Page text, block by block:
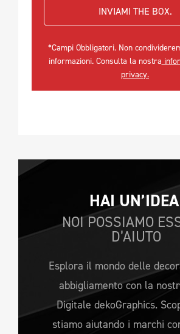
*Campi Obbligatori. Non
informazioni. Consulta la nostra
privacy.
HAI UN’IDEA
NOI POSSIAMO
D’AIUTO
Esplora il mondo delle
abbigliamento con la
Digitale dekoGraphics.
stiamo aiutando i marchi